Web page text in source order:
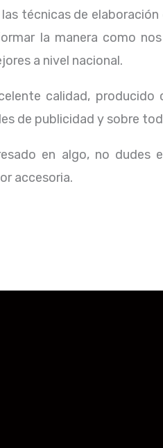
técnicas de elaboración
la manera como
a nivel nacional.
calidad,
de publicidad y sobre
en algo, no dudes
accesoria.